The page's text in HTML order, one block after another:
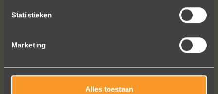
Statistieken
Marketing
Alles toestaan